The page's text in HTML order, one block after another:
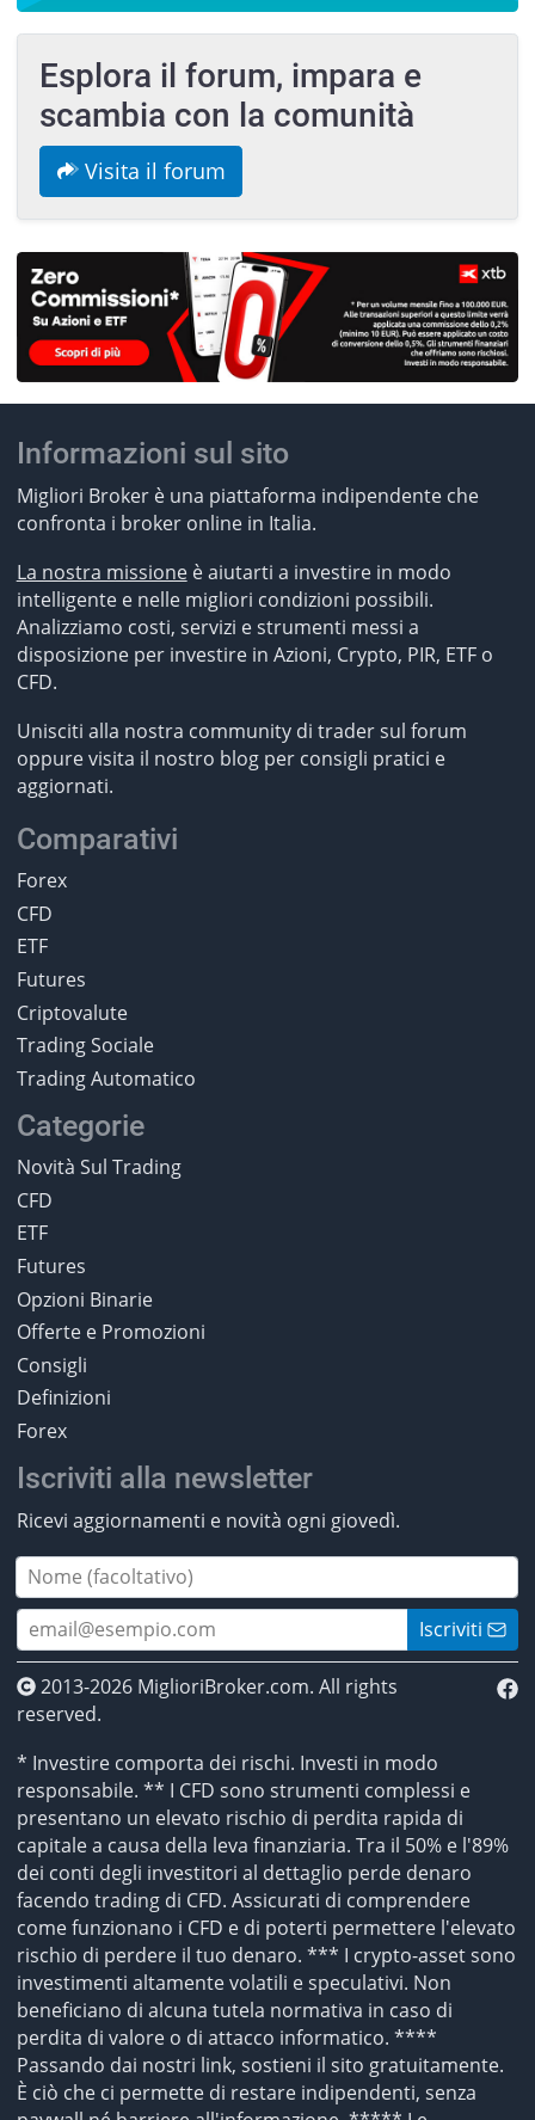
Esplora il forum, impara e
scambia con la comunità
Visita il forum
Informazioni sul sito
Migliori Broker è una piattaforma indipendente che
confronta i broker online in Italia.
La nostra missioneè aiutarti a investire in modo
intelligente e nelle migliori condizioni possibili.
Analizziamo costi, servizi e strumenti messi a
disposizione per investire in Azioni, Crypto, PIR, ETF o
CFD.
Unisciti alla nostra community di trader sul forum
oppure visita il nostro blog per consigli pratici e
aggiornati.
Comparativi
Forex
CFD
ETF
Futures
Criptovalute
Trading Sociale
Trading Automatico
Categorie
Novità Sul Trading
CFD
ETF
Futures
Opzioni Binarie
Offerte e Promozioni
Consigli
Definizioni
Forex
Iscriviti alla newsletter
Ricevi aggiornamenti e novità ogni giovedì.
Iscriviti
2013-2026 MiglioriBroker.com. All rights
reserved.
* Investire comporta dei rischi. Investi in modo
responsabile. ** I CFD sono strumenti complessi e
presentano un elevato rischio di perdita rapida di
capitale a causa della leva finanziaria. Tra il 50% e l'89%
dei conti degli investitori al dettaglio perde denaro
facendo trading di CFD. Assicurati di comprendere
come funzionano i CFD e di poterti permettere l'elevato
rischio di perdere il tuo denaro. *** I crypto-asset sono
investimenti altamente volatili e speculativi. Non
beneficiano di alcuna tutela normativa in caso di
perdita di valore o di attacco informatico. ****
Passando dai nostri link, sostieni il sito gratuitamente.
È ciò che ci permette di restare indipendenti, senza